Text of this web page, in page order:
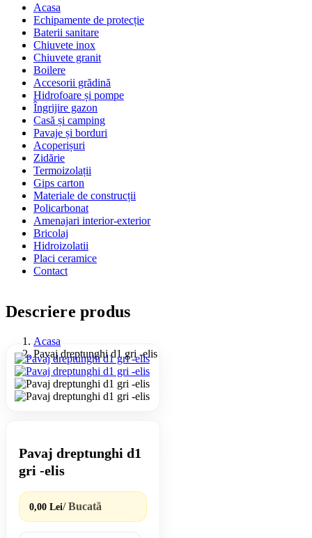
Acasa
Echipamente de protecție
Baterii sanitare
Chiuvete inox
Chiuvete granit
Boilere
Accesorii grădină
Hidrofoare și pompe
Îngrijire gazon
Casă și camping
Pavaje și borduri
Acoperișuri
Zidărie
Termoizolații
Gips carton
Materiale de construcții
Policarbonat
Amenajari interior-exterior
Bricolaj
Hidroizolatii
Placi ceramice
Contact
Descriere produs
Acasa
Pavaj dreptunghi d1 gri -elis
Pavaj dreptunghi d1
gri -elis
0,00 Lei/ Bucată